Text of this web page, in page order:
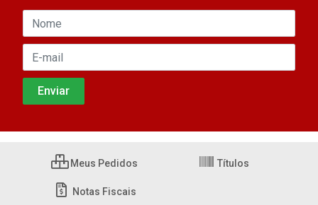
Meus Pedidos Títulos
Notas Fiscais